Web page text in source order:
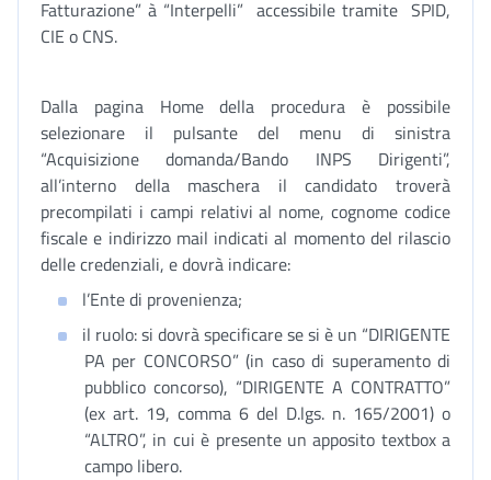
Fatturazione” à “Interpelli” accessibile tramite SPID,
CIE o CNS.
Dalla pagina Home della procedura è possibile
selezionare il pulsante del menu di sinistra
“Acquisizione domanda/Bando INPS Dirigenti”,
all’interno della maschera il candidato troverà
precompilati i campi relativi al nome, cognome codice
fiscale e indirizzo mail indicati al momento del rilascio
delle credenziali, e dovrà indicare:
l’Ente di provenienza;
il ruolo: si dovrà specificare se si è un “DIRIGENTE
PA per CONCORSO” (in caso di superamento di
pubblico concorso), “DIRIGENTE A CONTRATTO”
(ex art. 19, comma 6 del D.lgs. n. 165/2001) o
“ALTRO”, in cui è presente un apposito textbox a
campo libero.